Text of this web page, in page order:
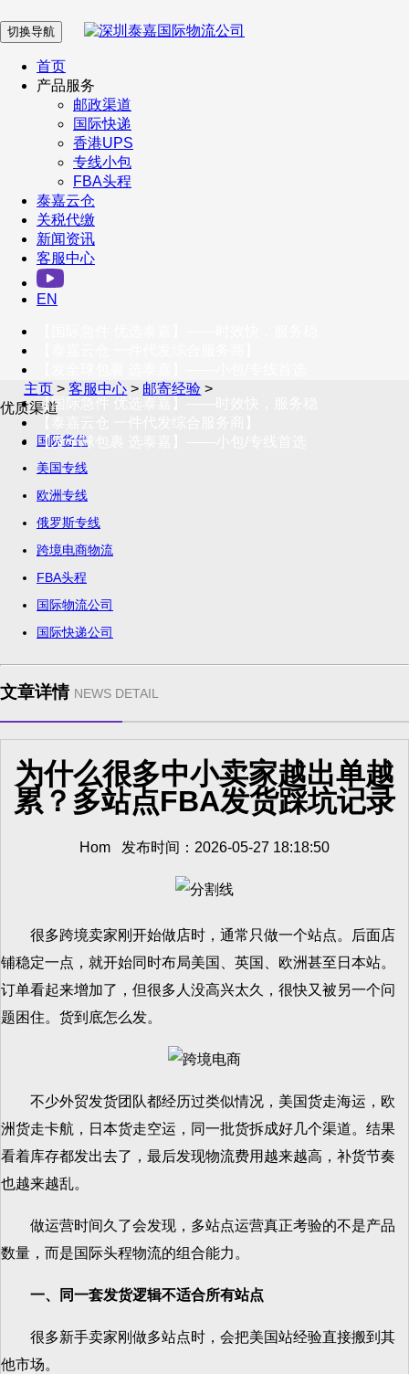
在 线 客 服
企业微信
订阅号
客户服务热线
400-098-5699
联系我们
切换导航
首页
产品服务
邮政渠道
国际快递
香港UPS
专线小包
FBA头程
泰嘉云仓
关税代缴
新闻资讯
客服中心
EN
【国际急件 优选泰嘉】——时效快，服务稳
【发全球包裹 选泰嘉】——小包/专线首选
主页 >客服中心 > 邮寄经验 >
优质渠道
国际货代
美国专线
欧洲专线
俄罗斯专线
跨境电商物流
FBA头程
国际物流公司
国际快递公司
文章详情 NEWS DETAIL
为什么很多中小卖家越出单越
累？多站点FBA发货踩坑记录
Hom 发布时间：2026-05-27 18:18:50
很多跨境卖家刚开始做店时，通常只做一个站点。后面店
铺稳定一点，就开始同时布局美国、英国、欧洲甚至日本站。
订单看起来增加了，但很多人没高兴太久，很快又被另一个问
题困住。货到底怎么发。
不少外贸发货团队都经历过类似情况，美国货走海运，欧
洲货走卡航，日本货走空运，同一批货拆成好几个渠道。结果
看着库存都发出去了，最后发现物流费用越来越高，补货节奏
也越来越乱。
做运营时间久了会发现，多站点运营真正考验的不是产品
数量，而是国际头程物流的组合能力。
一、同一套发货逻辑不适合所有站点
很多新手卖家刚做多站点时，会把美国站经验直接搬到其
他市场。